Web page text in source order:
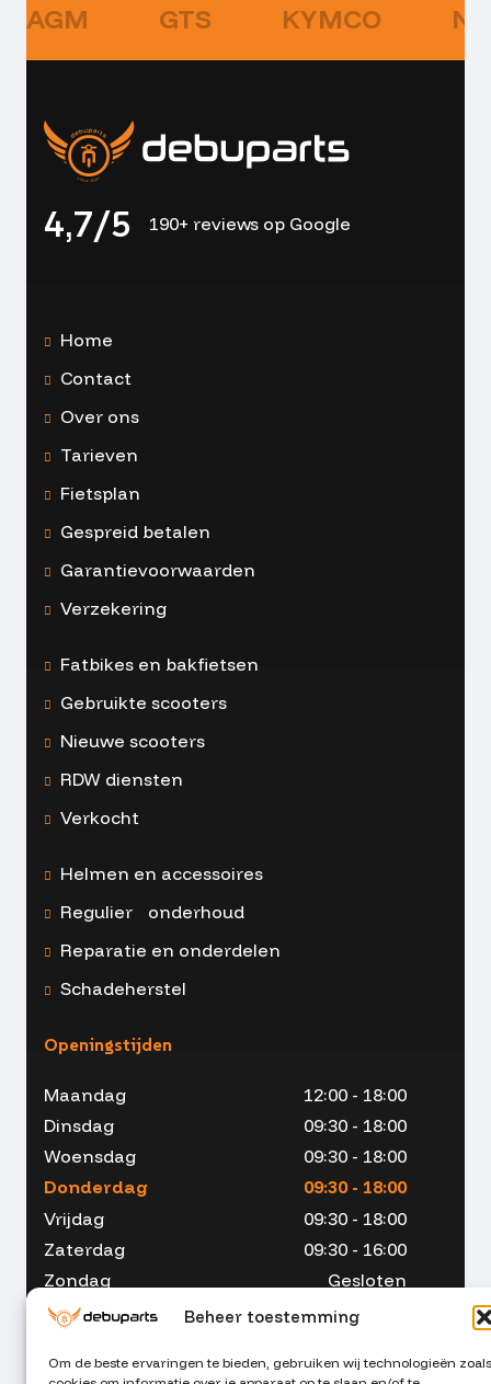
Beheer toestemming
Om de beste ervaringen te bieden, gebruiken wij technologieën zoals
AGM GTS KYMCO
4,7/5 190+ reviews op Google
Home
Contact
Over ons
Tarieven
Fietsplan
Gespreid betalen
Garantievoorwaarden
Verzekering
Fatbikes en bakfietsen
Gebruikte scooters
Nieuwe scooters
RDW diensten
Verkocht
Helmen en accessoires
Regulier onderhoud
Reparatie en onderdelen
Schadeherstel
Openingstijden
Maandag
12:00 - 18:00
Dinsdag
09:30 - 18:00
Woensdag
09:30 - 18:00
Donderdag
09:30 - 18:00
Vrijdag
09:30 - 18:00
Zaterdag
09:30 - 16:00
Zondag
Gesloten